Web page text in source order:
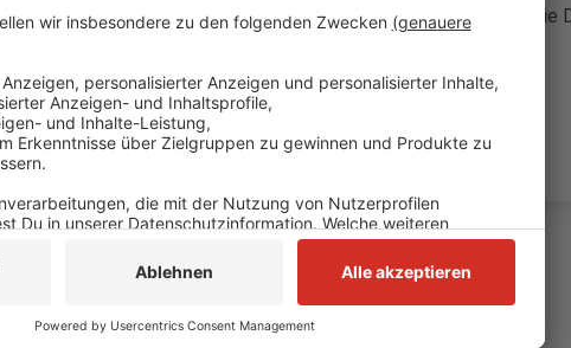
gekommen, die Show sei nicht umsetzbar. Inzwischen habe sich die
Anzeige